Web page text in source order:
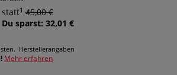
statt1 45,00 €
Du sparst: 32,01 €
Herstellerangaben
Mehr erfahren